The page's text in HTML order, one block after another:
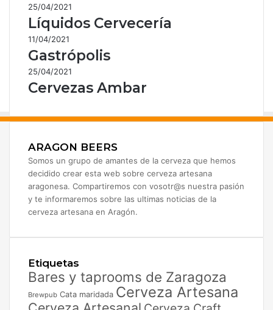
25/04/2021
Líquidos Cervecería
11/04/2021
Gastrópolis
25/04/2021
Cervezas Ambar
ARAGON BEERS
Somos un grupo de amantes de la cerveza que hemos
decidido crear esta web sobre cerveza artesana
aragonesa. Compartiremos con vosotr@s nuestra pasión
y te informaremos sobre las ultimas noticias de la
cerveza artesana en Aragón.
Etiquetas
Bares y taprooms de Zaragoza
Brewpub Cata maridada Cerveza Artesana